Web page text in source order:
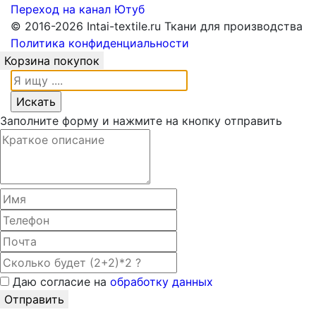
Переход на канал Ютуб
© 2016-2026 Intai-textile.ru Ткани для производства
Политика конфиденциальности
Корзина покупок
Заполните форму и нажмите на кнопку отправить
Даю согласие на обработку данных
Отправить